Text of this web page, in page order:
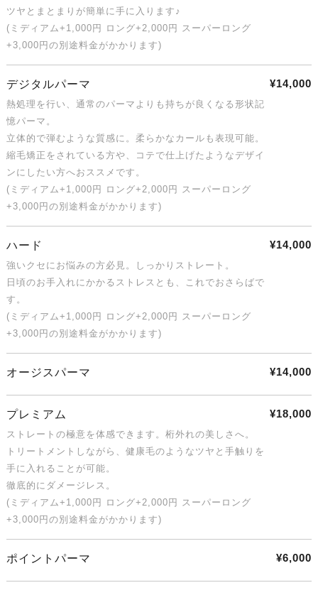
ツヤとまとまりが簡単に手に入ります♪
(ミディアム+1,000円 ロング+2,000円 スーパーロング
+3,000円の別途料金がかかります)
デジタルパーマ
熱処理を行い、通常のパーマよりも持ちが良くなる形状記
憶パーマ。
立体的で弾むような質感に。柔らかなカールも表現可能。
縮毛矯正をされている方や、コテで仕上げたようなデザイ
ンにしたい方へおススメです。
(ミディアム+1,000円 ロング+2,000円 スーパーロング
+3,000円の別途料金がかかります)
¥14,000
ハード
強いクセにお悩みの方必見。しっかりストレート。
日頃のお手入れにかかるストレスとも、これでおさらばで
す。
(ミディアム+1,000円 ロング+2,000円 スーパーロング
+3,000円の別途料金がかかります)
¥14,000
オージスパーマ ¥14,000
プレミアム
ストレートの極意を体感できます。桁外れの美しさへ。
トリートメントしながら、健康毛のようなツヤと手触りを
手に入れることが可能。
徹底的にダメージレス。
(ミディアム+1,000円 ロング+2,000円 スーパーロング
+3,000円の別途料金がかかります)
¥18,000
ポイントパーマ ¥6,000